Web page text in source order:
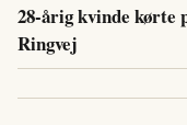
28-årig kvinde kørte
Ringvej